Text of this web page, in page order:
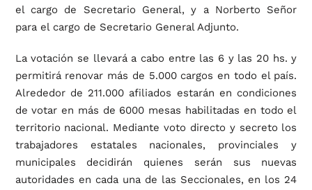
el cargo de Secretario General, y a Norberto Señor
para el cargo de Secretario General Adjunto.
La votación se llevará a cabo entre las 6 y las 20 hs. y
permitirá renovar más de 5.000 cargos en todo el país.
Alrededor de 211.000 afiliados estarán en condiciones
de votar en más de 6000 mesas habilitadas en todo el
territorio nacional. Mediante voto directo y secreto los
trabajadores estatales nacionales, provinciales y
municipales decidirán quienes serán sus nuevas
autoridades en cada una de las Seccionales, en los 24